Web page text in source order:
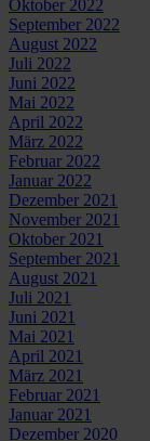
Oktober 2022
September 2022
August 2022
Juli 2022
Juni 2022
Mai 2022
April 2022
März 2022
Februar 2022
Januar 2022
Dezember 2021
November 2021
Oktober 2021
September 2021
August 2021
Juli 2021
Juni 2021
Mai 2021
April 2021
März 2021
Februar 2021
Januar 2021
Dezember 2020